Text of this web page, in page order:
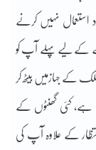
استعمال نہیں کرنے
کے لیے پہلے آپ کو
کے جہازمیں بیٹھ کر
ہے، کئی گھنٹوں کے
کے علاوہ آپ کی